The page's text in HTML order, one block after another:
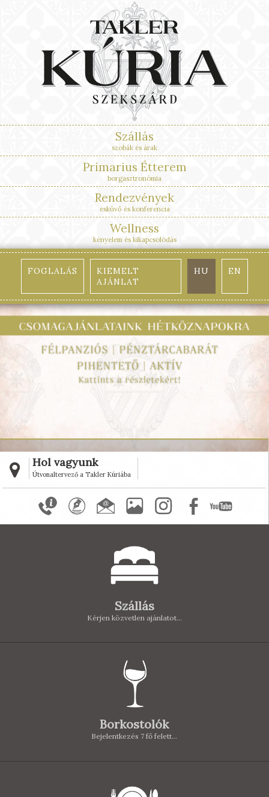
Szállás
szobák és árak
Primarius Étterem
borgasztronómia
Rendezvények
esküvő és konferencia
Wellness
kényelem és kikapcsolódás
FOGLALÁS
KIEMELT
AJÁNLAT
HU EN
Hol vagyunk
Útvonaltervező a Takler Kúriába
Szállás
Kérjen közvetlen ajánlatot...
Borkostolók
Bejelentkezés 7 fő felett...